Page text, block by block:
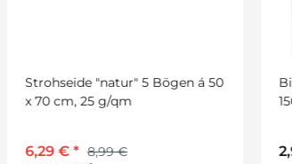
á 50
Bilderrahmen mit Ständer,
150 mm aus Pappmaché
2,95 €